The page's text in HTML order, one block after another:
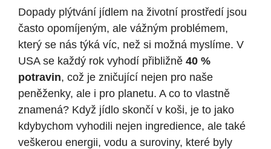
Dopady plýtvání jídlem na životní prostředí jsou
často opomíjeným, ale vážným problémem,
který se nás týká víc, než si možná myslíme. V
USA se každý rok vyhodí přibližně 40 %
potravin, což je zničující nejen pro naše
peněženky, ale i pro planetu. A co to vlastně
znamená? Když jídlo skončí v koši, je to jako
kdybychom vyhodili nejen ingredience, ale také
veškerou energii, vodu a suroviny, které byly